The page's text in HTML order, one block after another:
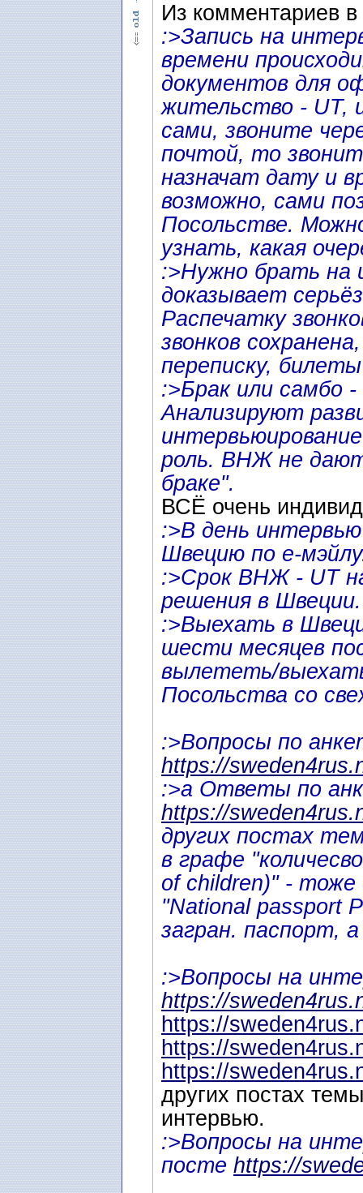
Из комментариев
:>Запись на
времени
документов для
жительство - UT,
сами, звоните
почтой, то
назначат дату и
возможно, сами
Посольстве.
узнать, какая
:>Нужно брать на
доказывает
Распечатку
звонков
переписку,
:>Брак или самбо
Анализируют
роль. ВНЖ не
браке".
ВСЁ очень
:>В день
Швецию по е-
:>Срок ВНЖ - UT
решения в Швеции.
:>Выехать в
шести месяцев
вылететь/
Посольства со
:>Вопросы по
https://
:>а Ответы по
https://
других постах
в графе
of children)" -
"National passport
загран. паспорт,
:>Вопросы на
https://
https://
https://
https://
других постах
интервью.
:>Вопросы на
посте https://